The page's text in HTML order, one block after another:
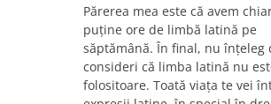
Părerea mea este că avem
puţine ore de limbă latină pe
săptămână. În final, nu înţeleg
consideri că limba latină nu
folositoare. Toată viaţa te vei